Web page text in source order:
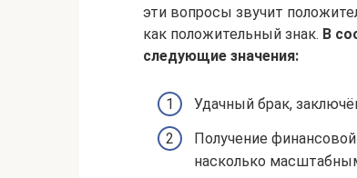
эти вопросы звучит
как положительный знак. В
следующие значения:
Удачный брак,
Получение
насколько